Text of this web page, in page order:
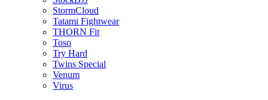
StormCloud
Tatami Fightwear
THORN Fit
Toso
Try Hard
Twins Special
Venum
Virus